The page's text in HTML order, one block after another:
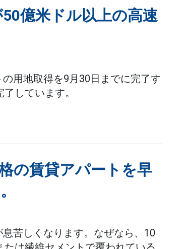
億米ドル以上の高速
用地取得を9月30日までに完了す
しています。
の賃貸アパートを早
苦しくなります。なぜなら、10